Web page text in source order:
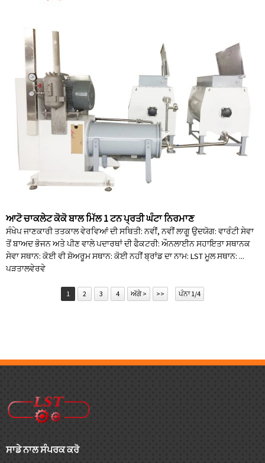
ਆਟੋ ਚਾਕਲੇਟ ਕੋਕੋ ਬਾਲ ਮਿੱਲ 1 ਟਨ ਪ੍ਰਤੀ ਘੰਟਾ ਨਿਰਮਾਣ
ਸੰਖੇਪ ਜਾਣਕਾਰੀ ਤਤਕਾਲ ਵੇਰਵਿਆਂ ਦੀ ਸਥਿਤੀ: ਨਵੀਂ, ਨਵੀਂ ਲਾਗੂ ਉਦਯੋਗ: ਵਾਰੰਟੀ ਸੇਵਾ
ਤੋਂ ਬਾਅਦ ਭੋਜਨ ਅਤੇ ਪੀਣ ਵਾਲੇ ਪਦਾਰਥਾਂ ਦੀ ਫੈਕਟਰੀ: ਔਨਲਾਈਨ ਸਹਾਇਤਾ ਸਥਾਨਕ
ਸੇਵਾ ਸਥਾਨ: ਕੋਈ ਵੀ ਸ਼ੋਅਰੂਮ ਸਥਾਨ: ਕੋਈ ਨਹੀਂ ਬ੍ਰਾਂਡ ਦਾ ਨਾਮ: LST ਮੂਲ ਸਥਾਨ: ...
ਪੜਤਾਲਵੇਰਵੇ
1 2 3 4 ਅੱਗੇ > >> ਪੰਨਾ 1/4
ਸਾਡੇ ਨਾਲ ਸੰਪਰਕ ਕਰੋ